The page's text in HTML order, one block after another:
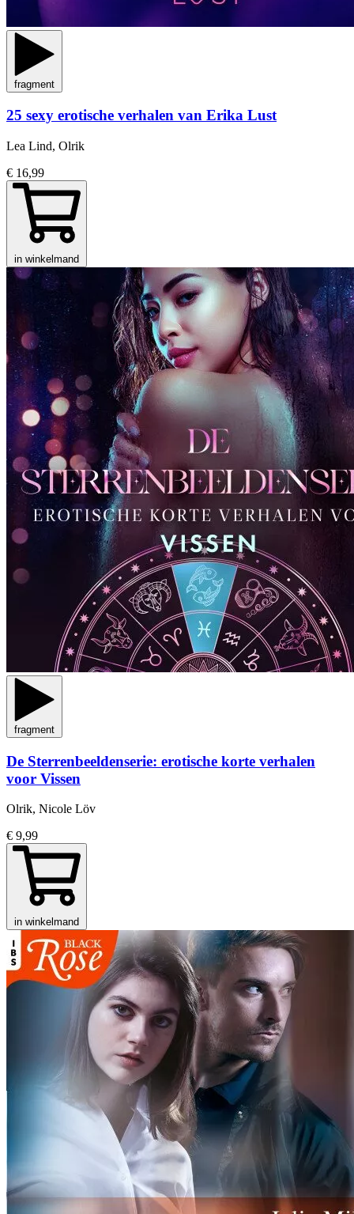
fragment
25 sexy erotische verhalen van Erika Lust
Lea Lind, Olrik
€ 16,99
in winkelmand
fragment
De Sterrenbeeldenserie: erotische korte verhalen
voor Vissen
Olrik, Nicole Löv
€ 9,99
in winkelmand